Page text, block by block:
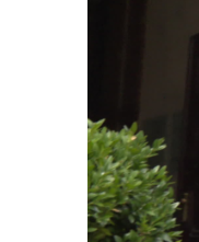
“La
plus
dévoile sa
Diables